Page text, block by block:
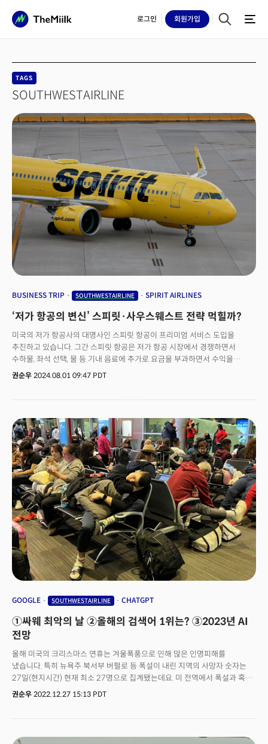
로그인 회원가입
TAGS
SOUTHWESTAIRLINE
BUSINESS TRIP SOUTHWESTAIRLINE SPIRIT AIRLINES
‘저가 항공의 변신’ 스피릿·사우스웨스트 전략 먹힐까?
미국의 저가 항공사의 대명사인 스피릿 항공이 프리미엄 서비스 도입을
추진하고 있습니다. 그간 스피릿 항공은 저가 항공 시장에서 경쟁하면서
수하물, 좌석 선택, 물 등 기내 음료에 추가로 요금을 부과하면서 수익을
올려놨는데요. 최근 스피릿은 최고가 요금제인 '고 빅(Go Big)' 패키지를
요금제를 운영하면서 수익 다각화에 나설 것으로 예상됩니다. 변화를
모색하고 있는 항공사는 또 있습니다. 바로 사우스웨스트 항공입니다. 이
항공사 역시 미국의 대표적인 저비용항공사로 알려져 있는데요. 지난 50년간
선착순 좌석제 정책을 고집했던 사우스웨스트는 최근 지정 좌석제를
도입하기로 했습니다. 지난 25일(현지시간) 블룸버그 통신에 따르면
사우스웨스트 항공은 프리미엄 좌석제 등을 포함한 새로운 계획을
발표했는데요. 내년부터 좌석을 지정하고, 레그룸이 넓은 프리미엄 이코노미
좌석을 판매할 것으로 알려졌습니다.
권순우 2024.08.01 09:47 PDT
GOOGLE SOUTHWESTAIRLINE CHATGPT
①싸웨 최악의 날 ②올해의 검색어 1위는? ③2023년 AI
전망
올해 미국의 크리스마스 연휴는 겨울폭풍으로 인해 많은 인명피해를
냈습니다. 특히 뉴욕주 북서부 버펄로 등 폭설이 내린 지역의 사망자 숫자는
27일(현지시간) 현재 최소 27명으로 집계됐는데요. 미 전역에서 폭설과 혹한
등으로 인한 겨울폭풍 사망자는 60여 명에 이르는 것으로 추산됩니다. 이는
월스트리트저널(WSJ) 등에 따르면 사우스웨스트 항공은 이날만 3분의 2에
권순우 2022.12.27 15:13 PDT